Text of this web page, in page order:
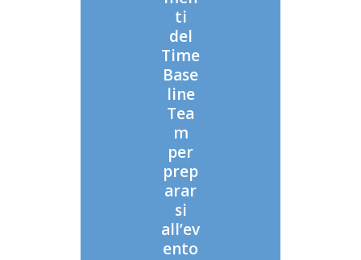
ti
del
Time
Base
line
Tea
m
per
prep
arar
si
all’ev
ento